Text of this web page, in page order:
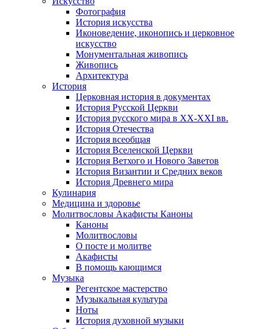
Фотография
История искусства
Иконоведение, иконопись и церковное
искусство
Монументальная живопись
Живопись
Архитектура
История
Церковная история в документах
История Русской Церкви
История русского мира в ХХ-ХХI вв.
История Отечества
История всеобщая
История Вселенской Церкви
История Ветхого и Нового Заветов
История Византии и Средних веков
История Древнего мира
Кулинария
Медицина и здоровье
Молитвословы Акафисты Каноны
Каноны
Молитвословы
О посте и молитве
Акафисты
В помощь кающимся
Музыка
Регентское мастерство
Музыкальная культура
Ноты
История духовной музыки